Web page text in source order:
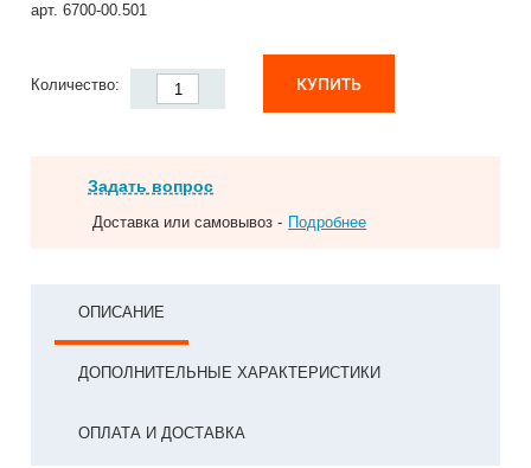
арт. 6700-00.501
Количество: КУПИТЬ
Задать вопрос
Доставка или самовывоз - Подробнее
ОПИСАНИЕ
ДОПОЛНИТЕЛЬНЫЕ ХАРАКТЕРИСТИКИ
ОПЛАТА И ДОСТАВКА